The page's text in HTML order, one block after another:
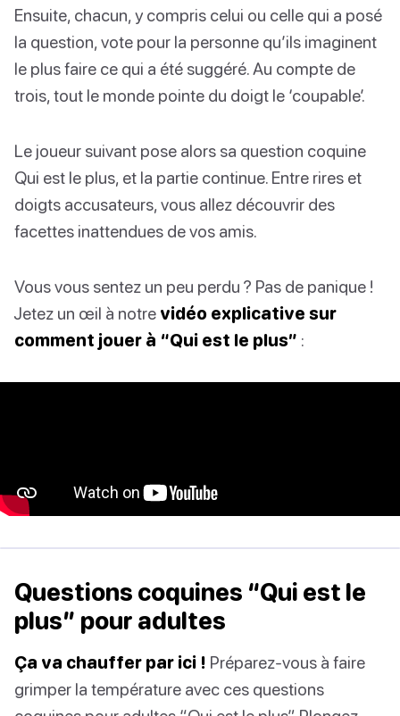
Ensuite, chacun, y compris celui ou celle qui a posé
la question, vote pour la personne qu’ils imaginent
le plus faire ce qui a été suggéré. Au compte de
trois, tout le monde pointe du doigt le ‘coupable’.
Le joueur suivant pose alors sa question coquine
Qui est le plus, et la partie continue. Entre rires et
doigts accusateurs, vous allez découvrir des
facettes inattendues de vos amis.
Vous vous sentez un peu perdu ? Pas de panique !
Jetez un œil à notre vidéo explicative sur
comment jouer à “Qui est le plus” :
Questions coquines “Qui est le
plus” pour adultes
Ça va chauffer par ici ! Préparez-vous à faire
grimper la température avec ces questions